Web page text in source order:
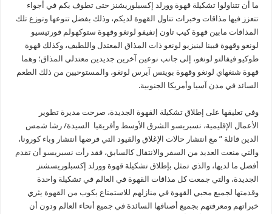
ما أن تتناولوا تشكيلة قهوة وورلد إكسبلوريشنز حتى تطوف بكم في أجواء
تتعزز فيها مذاقات وخبرات تناول القهوة لديكم، وذلك بفضل تنوعها وتوزع تلك
المذاقات مابين قهوة كيب تاون إنفيفو لونغو وقهوة ستوكهولم فورتيسيو
لونغو وقهوة فيينا لينيزيو لونغو ذات المذاق المعتدل واللطيف، وكذلك قهوة
طوكيو فيفالتو لونغو، إلى جانب نوعين آخرين جديدين معتدلي المذاق؛ وهما
قهوة شنغهاي لونغو وقهوة بوينس آيرس لونغو، والمستوحيين من ذلك الطعم
السائد في مدن آسيا وأمريكا الجنوبية.
وفي تعليقها على إطلاق تشكيلة القهوة الجديدة، صرحت مديرة تطوير
الأعمال الإقليمية، نسبريسو الشرق الأوسط وأفريقيا السيدة/ رشا شمس
الدين قائلة ” مع انتشار حالات الإغلاق والقيود التي فرضها انتشار وباء كورونا،
والتي منعت العديد من السفر والانتقال كالسابق، فقد رأت نسبريسو أن تقدم
أفضل ما لديها، والذي تمثل بإطلاق تشكيلة قهوة وورلد إكسبلوريسشنز
الجديدة، والتي جمعت كل مذاقات القهوة في العالم في تشكيلة واحدة
وقدمتها لجميع محبي القهوة في منازلهم للاستمتاع بكوب من القهوة يثري
خبراتهم ومعرفتهم بجميع أصنافها السائدة في جميع أنحاء العالم ودون أن